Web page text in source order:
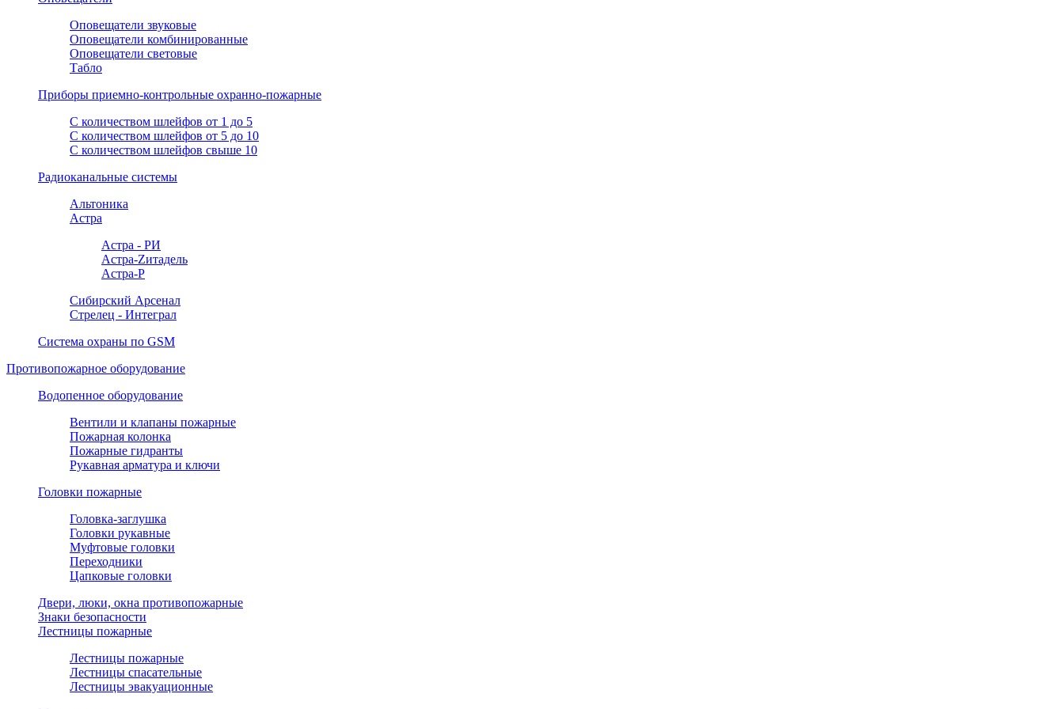
Оповещатели звуковые
Оповещатели комбинированные
Оповещатели световые
Табло
Приборы приемно-контрольные охранно-пожарные
С количеством шлейфов от 1 до 5
С количеством шлейфов от 5 до 10
С количеством шлейфов свыше 10
Радиоканальные системы
Альтоника
Астра
Астра - РИ
Астра-Zитадель
Астра-Р
Сибирский Арсенал
Стрелец - Интеграл
Система охраны по GSM
Противопожарное оборудование
Водопенное оборудование
Вентили и клапаны пожарные
Пожарная колонка
Пожарные гидранты
Рукавная арматура и ключи
Головки пожарные
Головка-заглушка
Головки рукавные
Муфтовые головки
Переходники
Цапковые головки
Двери, люки, окна противопожарные
Знаки безопасности
Лестницы пожарные
Лестницы пожарные
Лестницы спасательные
Лестницы эвакуационные